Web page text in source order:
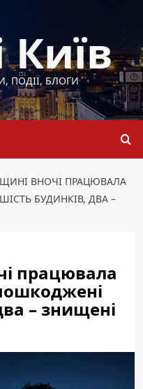
Київ
ПОДІЇ, БЛОГИ
ВНОЧІ ПРАЦЮВАЛА
БУДИНКІВ, ДВА –
працювала
– знищені